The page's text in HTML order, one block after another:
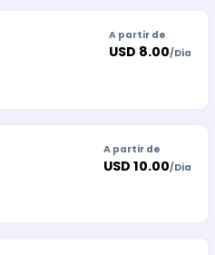
A partir de
USD 8.00/Dia
A partir de
USD 10.00/Dia